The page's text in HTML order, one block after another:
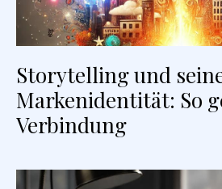
Storytelling und
Markenidentität: So
Verbindung